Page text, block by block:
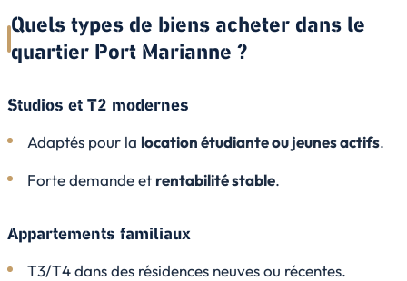
Quels types de biens acheter dans le
quartier Port Marianne ?
Studios et T2 modernes
Adaptés pour la location étudiante ou jeunes actifs.
Forte demande et rentabilité stable.
Appartements familiaux
T3/T4 dans des résidences neuves ou récentes.